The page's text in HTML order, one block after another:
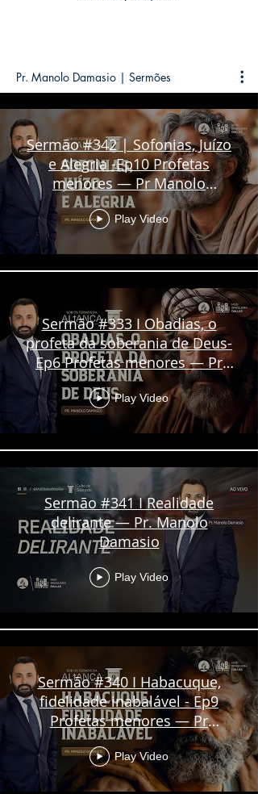
Pr. Manolo Damasio | Sermões
Sermão #342 | Sofonias, Juízo
e Alegria -Ep10 Profetas
menores — Pr Manolo
Damasio
Play Video
Sermão #333 I Obadias, o
profeta da soberania de Deus-
Ep6 Profetas menores — Pr
Manolo Damasio
Play Video
Sermão #341 I Realidade
delirante — Pr. Manolo
Damasio
Play Video
Sermão #340 I Habacuque,
fidelidade inabalável - Ep9
Profetas menores — Pr
Manolo Damasio
Play Video